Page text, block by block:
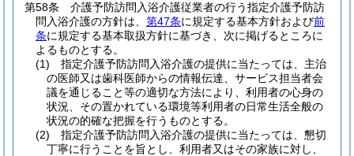
第58条
介護予防訪問入浴介護従業者の行う指定介護予防訪
問入浴介護の方針は、 第47条に規定する基本方針および前
条に規定する基本取扱方針に基づき、次に掲げるところに
よるものとする。
(1)
指定介護予防訪問入浴介護の提供に当たっては、主治
の医師又は歯科医師からの情報伝達、サービス担当者会
議を通じること等の適切な方法により、利用者の心身の
状況、その置かれている環境等利用者の日常生活全般の
状況の的確な把握を行うものとする。
(2)
指定介護予防訪問入浴介護の提供に当たっては、懇切
丁寧に行うことを旨とし、利用者又はその家族に対し、